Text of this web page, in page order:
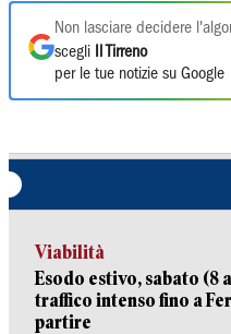
Non lasciare decidere
scegli
Il Tirreno
per le tue notizie su Google
Viabilità
Esodo estivo, sabato (8
traffico intenso fino a
partire